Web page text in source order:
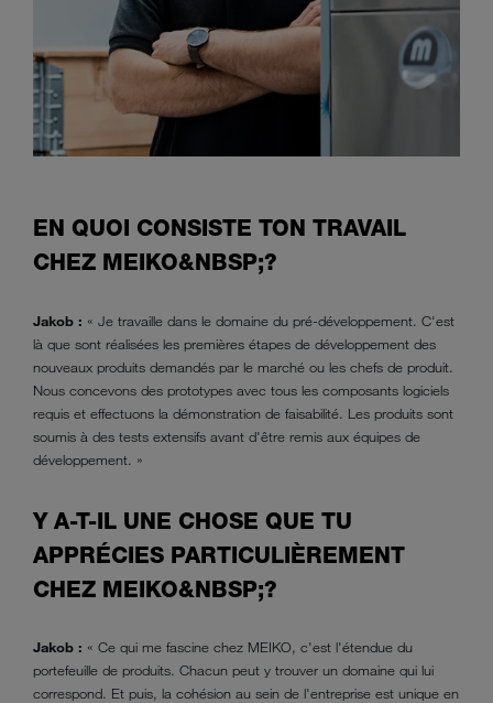
EN QUOI CONSISTE TON TRAVAIL
CHEZ MEIKO&NBSP;?
Jakob : « Je travaille dans le domaine du pré-développement. C'est
là que sont réalisées les premières étapes de développement des
nouveaux produits demandés par le marché ou les chefs de produit.
Nous concevons des prototypes avec tous les composants logiciels
requis et effectuons la démonstration de faisabilité. Les produits sont
soumis à des tests extensifs avant d'être remis aux équipes de
développement. »
Y A-T-IL UNE CHOSE QUE TU
APPRÉCIES PARTICULIÈREMENT
CHEZ MEIKO&NBSP;?
Jakob : « Ce qui me fascine chez MEIKO, c'est l'étendue du
portefeuille de produits. Chacun peut y trouver un domaine qui lui
correspond. Et puis, la cohésion au sein de l'entreprise est unique en